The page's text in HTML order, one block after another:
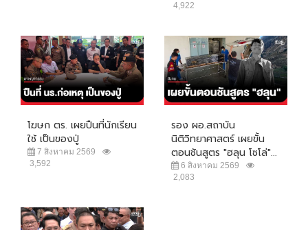
4,922
โฆษก ตร. เผยปืนที่นักเรียน
ใช้ เป็นของปู่
7 สิงหาคม 2569
3,592
รอง ผอ.สถาบัน
นิติวิทยาศาสตร์ เผยขั้น
ตอนชันสูตร "ฮลุน โซโล่"...
6 สิงหาคม 2569
2,083